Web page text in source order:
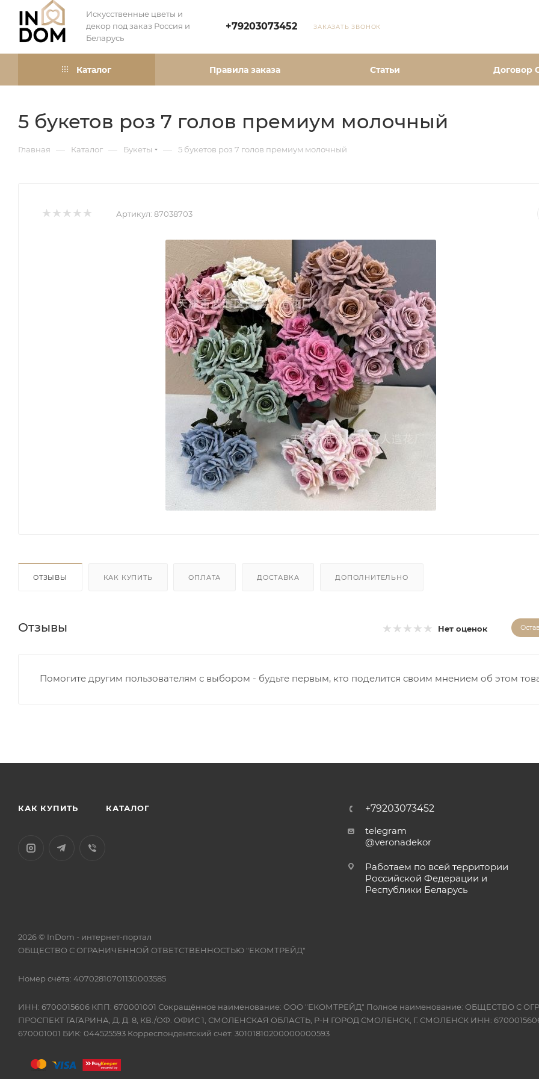
Искусственные цветы и
декор под заказ Россия и
Беларусь
+79203073452 ЗАКАЗАТЬ ЗВОНОК
Каталог Правила заказа Статьи Договор
5 букетов роз 7 голов премиум молочный
Главная — Каталог — Букеты — 5 букетов роз 7 голов премиум молочный
Артикул: 87038703
ОТЗЫВЫ КАК КУПИТЬ ОПЛАТА ДОСТАВКА ДОПОЛНИТЕЛЬНО
Отзывы Нет оценок
Помогите другим пользователям с выбором - будьте первым, кто поделится своим мнением об этом
КАК КУПИТЬ КАТАЛОГ
+79203073452
telegram
@veronadekor
Работаем по всей территории
Российской Федерации и
Республики Беларусь
2026 © InDom - интернет-портал
ОБЩЕСТВО С ОГРАНИЧЕННОЙ ОТВЕТСТВЕННОСТЬЮ "ЕКОМТРЕЙД"
Номер счёта: 40702810701130003585
ИНН: 6700015606 КПП: 670001001 Сокращённое наименование: ООО "ЕКОМТРЕЙД" Полное наименование: ОБЩЕСТВО
ПРОСПЕКТ ГАГАРИНА, Д. Д. 8, КВ./ОФ. ОФИС 1, СМОЛЕНСКАЯ ОБЛАСТЬ, Р-Н ГОРОД СМОЛЕНСК, Г. СМОЛЕНСК ИНН:
670001001 БИК: 044525593 Корреспондентский счёт: 30101810200000000593